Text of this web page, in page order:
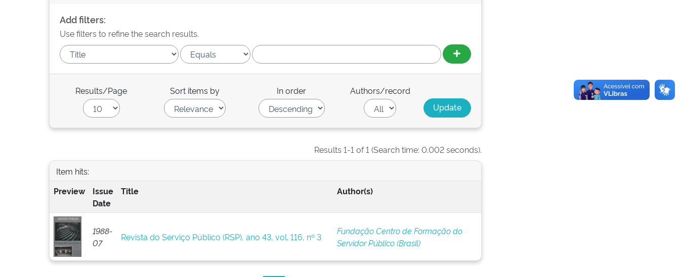
Add filters:
Use filters to refine the search results.
Results/Page Sort items by In order Authors/record
Results 1-1 of 1 (Search time: 0.002 seconds).
Item hits:
Preview
Issue
Date
Title Author(s)
1988-
07
Revista do Serviço Público (RSP), ano 43, vol. 116, nº 3
Fundação Centro de Formação do
Servidor Público (Brasil)